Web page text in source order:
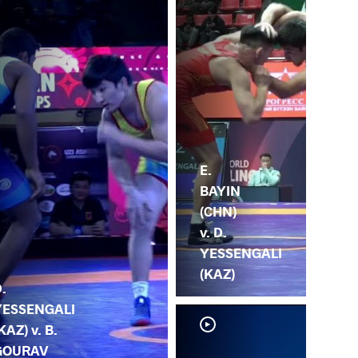
v. B.
E.
BAYIN
(CHN)
v. D.
YESSENGALI
(KAZ)